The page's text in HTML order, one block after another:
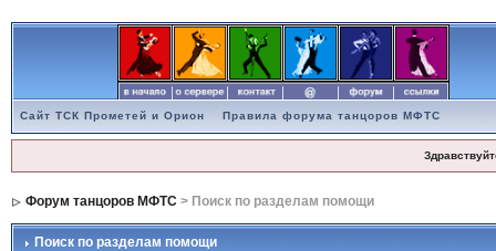
Сайт ТСК Прометей и Орион Правила форума танцоров МФТС
Форум танцоров МФТС> Поиск по разделам помощи
Поиск по разделам помощи